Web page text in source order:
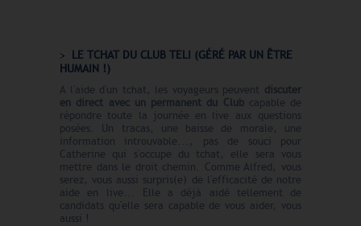
LE TCHAT DU CLUB TELI (GÉRÉ PAR UN ÊTRE
HUMAIN !)
A l'aide d'un tchat, les voyageurs peuvent discuter
en direct avec un permanent du Clubcapable de
répondre toute la journée en live aux questions
posées. Un tracas, une baisse de morale, une
information introuvable..., pas de souci pour
Catherine qui s'occupe du tchat, elle sera vous
mettre dans le droit chemin. Comme Alfred, vous
serez, vous aussi surpris(e) de l'efficacité de notre
aide en live... Elle a déjà aidé tellement de
candidats qu'elle sera capable de vous aider, vous
aussi !